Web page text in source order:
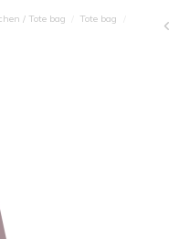
/ Tote bag
Tote bag